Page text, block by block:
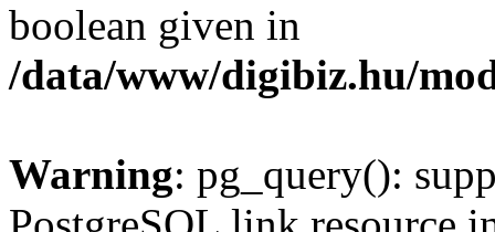
boolean given in
/data/www/digibiz.hu/
Warning: pg_query():